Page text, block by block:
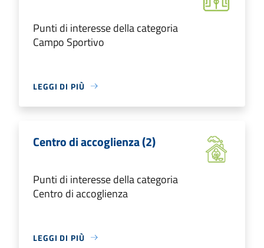
Punti di interesse della categoria
Campo Sportivo
LEGGI DI PIÙ
Centro di accoglienza (2)
Punti di interesse della categoria
Centro di accoglienza
LEGGI DI PIÙ